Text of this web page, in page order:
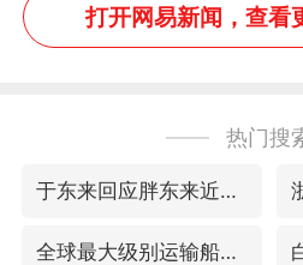
打开网易新闻，查看
热门搜
于东来回应胖东来近25年老店年底关闭
全球最大级别运输船通过长江大桥